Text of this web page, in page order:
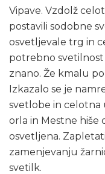
Vipave. Vzdolž
postavili sodobne
osvetljevale trg in
potrebno
znano. Že kmalu
Izkazalo se je
svetlobe in celotna
orla in Mestne hiše
osvetljena.
zamenjevanju
svetilk.